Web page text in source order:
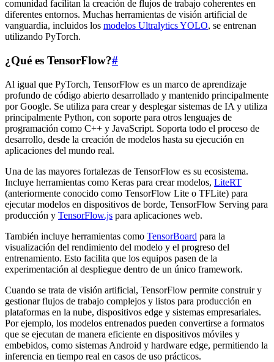
comunidad facilitan la creación de flujos de trabajo coherentes en
diferentes entornos. Muchas herramientas de visión artificial de
vanguardia, incluidos los modelos Ultralytics YOLO, se entrenan
utilizando PyTorch.
¿Qué es TensorFlow?#
Al igual que PyTorch, TensorFlow es un marco de aprendizaje
profundo de código abierto desarrollado y mantenido principalmente
por Google. Se utiliza para crear y desplegar sistemas de IA y utiliza
principalmente Python, con soporte para otros lenguajes de
programación como C++ y JavaScript. Soporta todo el proceso de
desarrollo, desde la creación de modelos hasta su ejecución en
aplicaciones del mundo real.
Una de las mayores fortalezas de TensorFlow es su ecosistema.
Incluye herramientas como Keras para crear modelos, LiteRT
(anteriormente conocido como TensorFlow Lite o TFLite) para
ejecutar modelos en dispositivos de borde, TensorFlow Serving para
producción y TensorFlow.js para aplicaciones web.
También incluye herramientas como TensorBoard para la
visualización del rendimiento del modelo y el progreso del
entrenamiento. Esto facilita que los equipos pasen de la
experimentación al despliegue dentro de un único framework.
Cuando se trata de visión artificial, TensorFlow permite construir y
gestionar flujos de trabajo complejos y listos para producción en
plataformas en la nube, dispositivos edge y sistemas empresariales.
Por ejemplo, los modelos entrenados pueden convertirse a formatos
que se ejecutan de manera eficiente en dispositivos móviles y
embebidos, como sistemas Android y hardware edge, permitiendo la
inferencia en tiempo real en casos de uso prácticos.